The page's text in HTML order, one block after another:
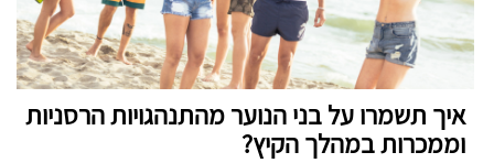
איך תשמרו על בני הנוער מהתנהגויות הרסניות
וממכרות במהלך הקיץ?